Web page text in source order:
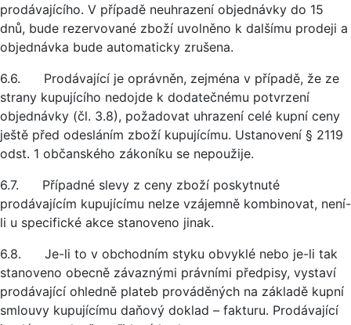
prodávajícího. V případě neuhrazení objednávky do 15
dnů, bude rezervované zboží uvolněno k dalšímu prodeji a
objednávka bude automaticky zrušena.
6.6. Prodávající je oprávněn, zejména v případě, že ze
strany kupujícího nedojde k dodatečnému potvrzení
objednávky (čl. 3.8), požadovat uhrazení celé kupní ceny
ještě před odesláním zboží kupujícímu. Ustanovení § 2119
odst. 1 občanského zákoníku se nepoužije.
6.7. Případné slevy z ceny zboží poskytnuté
prodávajícím kupujícímu nelze vzájemně kombinovat, není-
li u specifické akce stanoveno jinak.
6.8. Je-li to v obchodním styku obvyklé nebo je-li tak
stanoveno obecně závaznými právními předpisy, vystaví
prodávající ohledně plateb prováděných na základě kupní
smlouvy kupujícímu daňový doklad – fakturu. Prodávající